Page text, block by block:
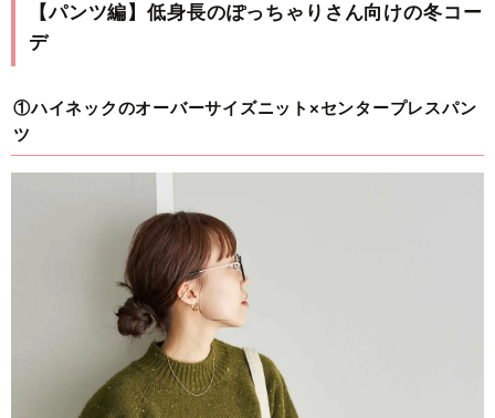
【パンツ編】低身長のぽっちゃりさん向けの冬コー
デ
①ハイネックのオーバーサイズニット×センタープレスパン
ツ